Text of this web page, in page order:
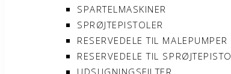
SPARTELMASKINER
SPRØJTEPISTOLER
RESERVEDELE TIL MALEPUMPER
RESERVEDELE TIL
UDSUGNINGSFILTER